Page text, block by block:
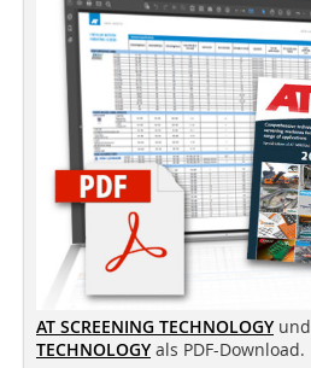
AT SCREENING TECHNOLOGY und
TECHNOLOGY als PDF-Download.